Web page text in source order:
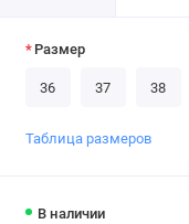
В наличии
Размер
36 37 38
Таблица размеров